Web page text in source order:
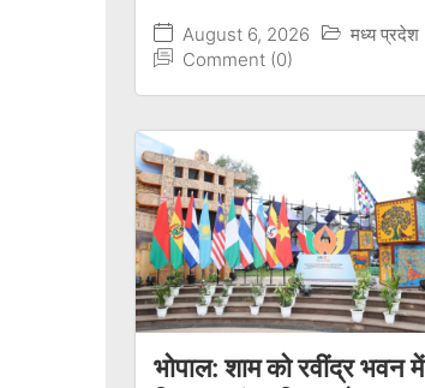
August 6, 2026
मध्य प्रदेश
Comment (0)
भोपाल: शाम को रवींद्र भवन में